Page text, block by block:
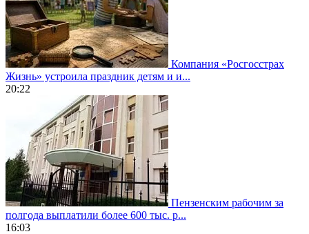
Компания «Росгосстрах
Жизнь» устроила праздник детям и и...
20:22
Пензенским рабочим за
полгода выплатили более 600 тыс. р...
16:03